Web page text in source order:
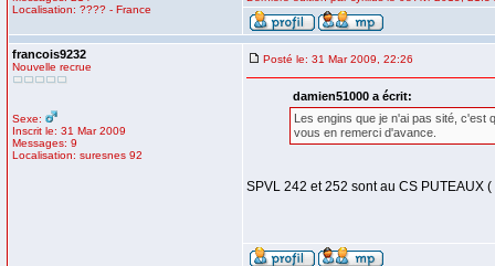
Localisation: ???? - France
francois9232
Nouvelle recrue
Sexe:
Inscrit le: 31 Mar 2009
Messages: 9
Localisation: suresnes 92
Posté le: 31 Mar 2009, 22:26
damien51000 a écrit:
Les engins que je n'ai pas sité, c'est
vous en remerci d'avance.
SPVL 242 et 252 sont au CS PUTEAUX